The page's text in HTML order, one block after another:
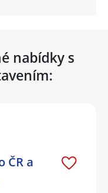
nabídky s
ČR a